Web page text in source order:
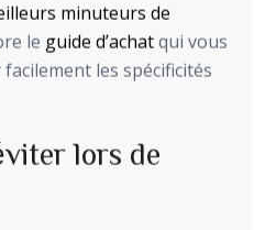
minuteurs de
le guide d’achatqui vous
les spécificités
lors de